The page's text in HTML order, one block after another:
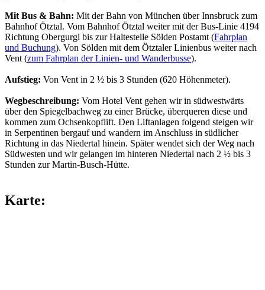
Mit Bus & Bahn: Mit der Bahn von München über Innsbruck zum
Bahnhof Ötztal. Vom Bahnhof Ötztal weiter mit der Bus-Linie 4194
Richtung Obergurgl bis zur Haltestelle Sölden Postamt (Fahrplan
und Buchung). Von Sölden mit dem Ötztaler Linienbus weiter nach
Vent (zum Fahrplan der Linien- und Wanderbusse).
Aufstieg: Von Vent in 2 ½ bis 3 Stunden (620 Höhenmeter).
Wegbeschreibung: Vom Hotel Vent gehen wir in südwestwärts
über den Spiegelbachweg zu einer Brücke, überqueren diese und
kommen zum Ochsenkopflift. Den Liftanlagen folgend steigen wir
in Serpentinen bergauf und wandern im Anschluss in südlicher
Richtung in das Niedertal hinein. Später wendet sich der Weg nach
Südwesten und wir gelangen im hinteren Niedertal nach 2 ½ bis 3
Stunden zur Martin-Busch-Hütte.
Karte: